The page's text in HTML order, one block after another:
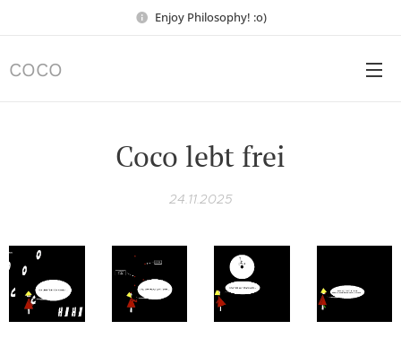
Enjoy Philosophy! :o)
COCO
Coco lebt frei
24.11.2025